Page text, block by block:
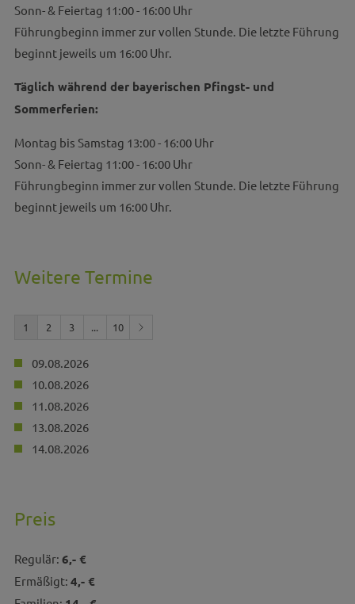
Sonn- & Feiertag 11:00 - 16:00 Uhr
Führungbeginn immer zur vollen Stunde. Die letzte Führung
beginnt jeweils um 16:00 Uhr.
Täglich während der bayerischen Pfingst- und
Sommerferien:
Montag bis Samstag 13:00 - 16:00 Uhr
Sonn- & Feiertag 11:00 - 16:00 Uhr
Führungbeginn immer zur vollen Stunde. Die letzte Führung
beginnt jeweils um 16:00 Uhr.
Weitere Termine
1 2 3 ... 10
09.08.2026
10.08.2026
11.08.2026
13.08.2026
14.08.2026
Preis
Regulär: 6,- €
Ermäßigt: 4,- €